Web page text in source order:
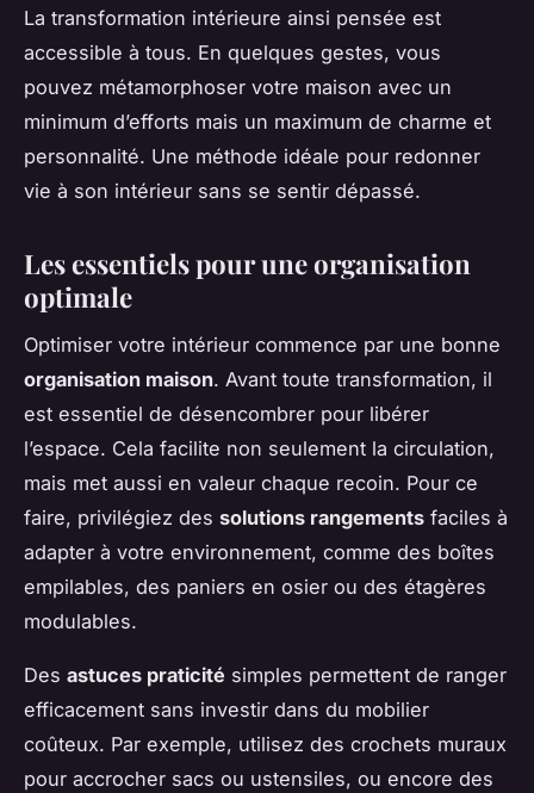
La transformation intérieure ainsi pensée est
accessible à tous. En quelques gestes, vous
pouvez métamorphoser votre maison avec un
minimum d’efforts mais un maximum de charme et
personnalité. Une méthode idéale pour redonner
vie à son intérieur sans se sentir dépassé.
Les essentiels pour une organisation
optimale
Optimiser votre intérieur commence par une bonne
organisation maison. Avant toute transformation, il
est essentiel de désencombrer pour libérer
l’espace. Cela facilite non seulement la circulation,
mais met aussi en valeur chaque recoin. Pour ce
faire, privilégiez des solutions rangements faciles à
adapter à votre environnement, comme des boîtes
empilables, des paniers en osier ou des étagères
modulables.
Des astuces praticité simples permettent de ranger
efficacement sans investir dans du mobilier
coûteux. Par exemple, utilisez des crochets muraux
pour accrocher sacs ou ustensiles, ou encore des